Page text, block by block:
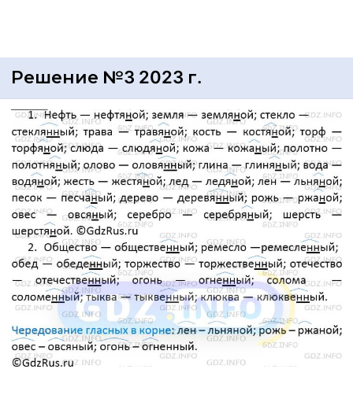
Решение №3 2023 г.